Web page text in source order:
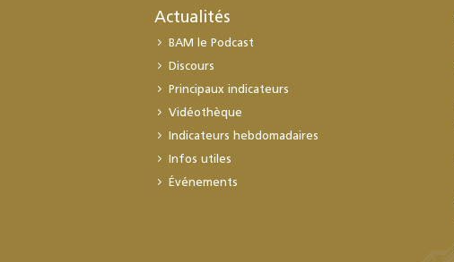
Actualités
BAM le Podcast
Discours
Principaux indicateurs
Vidéothèque
Indicateurs hebdomadaires
Infos utiles
Événements